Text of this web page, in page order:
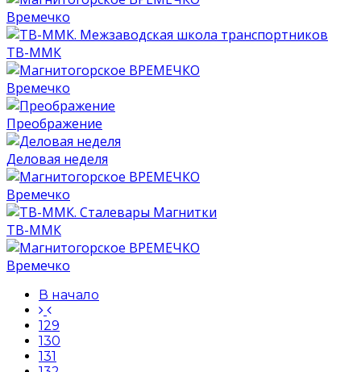
Времечко
ТВ-ММК
Времечко
Преображение
Деловая неделя
Времечко
ТВ-ММК
Времечко
В начало
129
130
131